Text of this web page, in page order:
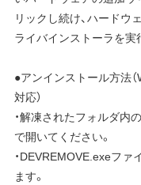
リックし続け、ハードウ
ライバインストーラを実
●アンインストール方法
対応）
・解凍されたフォルダ内
で開いてください。
・DEVREMOVE.exeフ
ます。